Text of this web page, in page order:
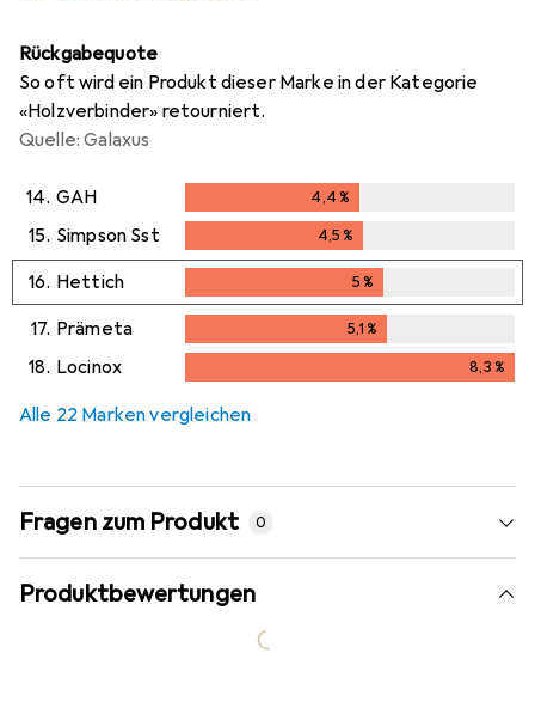
Rückgabequote
So oft wird ein Produkt dieser Marke in der Kategorie
«Holzverbinder» retourniert.
Quelle: Galaxus
14. GAH 4,4%
15. Simpson Sst 4,5%
16. Hettich 5%
17. Prämeta 5,1%
18. Locinox 8,3%
Alle 22 Marken vergleichen
Fragen zum Produkt 0
Produktbewertungen